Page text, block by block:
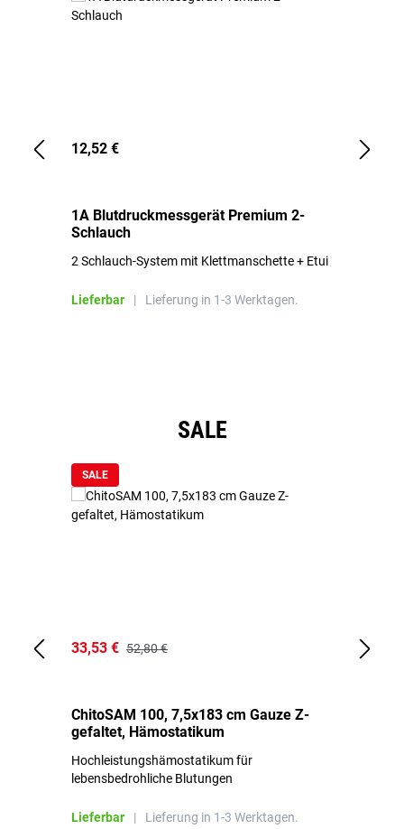
12,52 €
1A Blutdruckmessgerät Premium 2-
Schlauch
2 Schlauch-System mit Klettmanschette + Etui
Lieferbar | Lieferung in 1-3 Werktagen.
SALE
SALE
33,53 € 52,80 €
ChitoSAM 100, 7,5x183 cm Gauze Z-
gefaltet, Hämostatikum
Hochleistungshämostatikum für
lebensbedrohliche Blutungen
Lieferbar | Lieferung in 1-3 Werktagen.